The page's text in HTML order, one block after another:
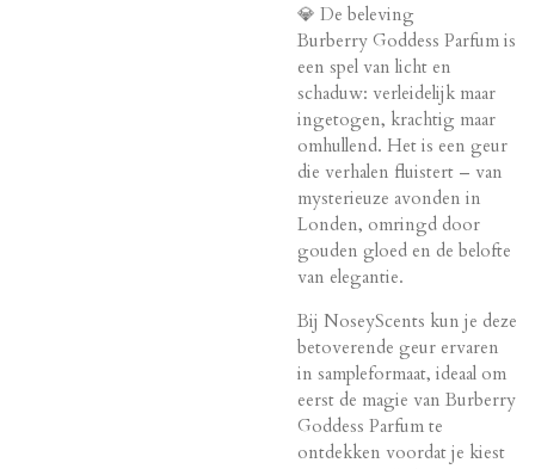
💎 De beleving
Burberry Goddess Parfum is
een spel van licht en
schaduw: verleidelijk maar
ingetogen, krachtig maar
omhullend. Het is een geur
die verhalen fluistert – van
mysterieuze avonden in
Londen, omringd door
gouden gloed en de belofte
van elegantie.
Bij NoseyScents kun je deze
betoverende geur ervaren
in sampleformaat, ideaal om
eerst de magie van Burberry
Goddess Parfum te
ontdekken voordat je kiest